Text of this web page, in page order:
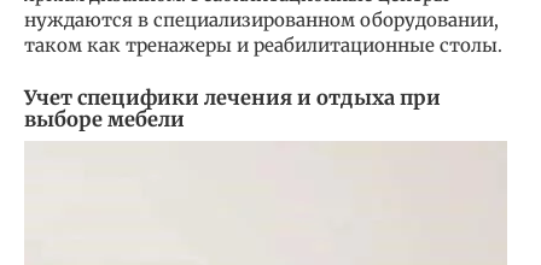
нуждаются в специализированном оборудовании,
таком как тренажеры и реабилитационные столы.
Учет специфики лечения и отдыха при
выборе мебели